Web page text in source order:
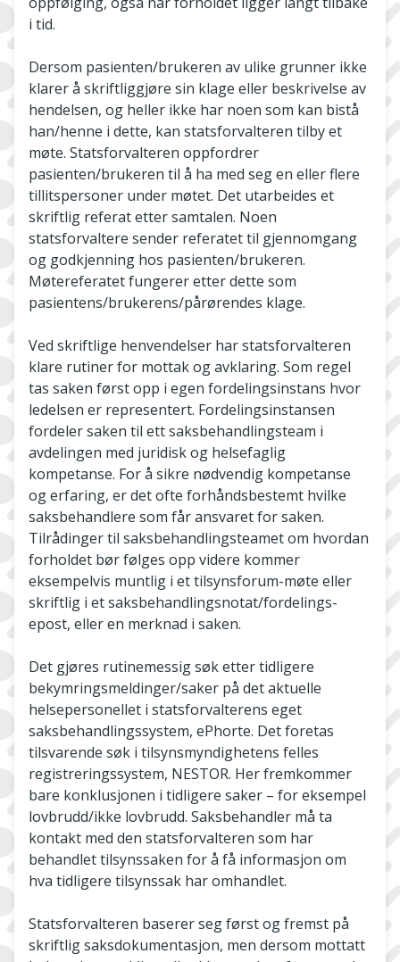
i tid.
Dersom pasienten/brukeren av ulike grunner ikke
klarer å skriftliggjøre sin klage eller beskrivelse av
hendelsen, og heller ikke har noen som kan bistå
han/henne i dette, kan statsforvalteren tilby et
møte. Statsforvalteren oppfordrer
pasienten/brukeren til å ha med seg en eller flere
tillitspersoner under møtet. Det utarbeides et
skriftlig referat etter samtalen. Noen
statsforvaltere sender referatet til gjennomgang
og godkjenning hos pasienten/brukeren.
Møtereferatet fungerer etter dette som
pasientens/brukerens/pårørendes klage.
Ved skriftlige henvendelser har statsforvalteren
klare rutiner for mottak og avklaring. Som regel
tas saken først opp i egen fordelingsinstans hvor
ledelsen er representert. Fordelingsinstansen
fordeler saken til ett saksbehandlingsteam i
avdelingen med juridisk og helsefaglig
kompetanse. For å sikre nødvendig kompetanse
og erfaring, er det ofte forhåndsbestemt hvilke
saksbehandlere som får ansvaret for saken.
Tilrådinger til saksbehandlingsteamet om hvordan
forholdet bør følges opp videre kommer
eksempelvis muntlig i et tilsynsforum-møte eller
skriftlig i et saksbehandlingsnotat/fordelings-
epost, eller en merknad i saken.
Det gjøres rutinemessig søk etter tidligere
bekymringsmeldinger/saker på det aktuelle
helsepersonellet i statsforvalterens eget
saksbehandlingssystem, ePhorte. Det foretas
tilsvarende søk i tilsynsmyndighetens felles
registreringssystem, NESTOR. Her fremkommer
bare konklusjonen i tidligere saker – for eksempel
lovbrudd/ikke lovbrudd. Saksbehandler må ta
kontakt med den statsforvalteren som har
behandlet tilsynssaken for å få informasjon om
hva tidligere tilsynssak har omhandlet.
Statsforvalteren baserer seg først og fremst på
skriftlig saksdokumentasjon, men dersom mottatt